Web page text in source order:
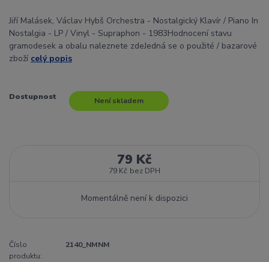
Jiří Malásek, Václav Hybš Orchestra - Nostalgický Klavír / Piano In
Nostalgia - LP / Vinyl - Supraphon - 1983Hodnocení stavu
gramodesek a obalu naleznete zdeJedná se o použité / bazarové
zboží celý popis
Dostupnost Není skladem
79 Kč
79 Kč bez DPH
Momentálně není k dispozici
Číslo
produktu:
2140_NMNM